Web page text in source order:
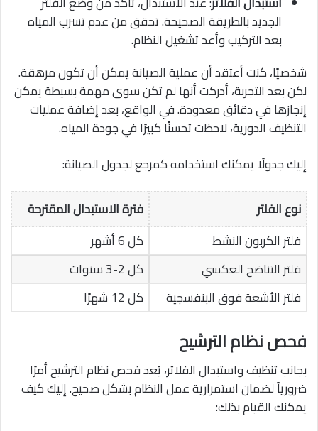
الجديد بالطريقة الصحيحة. تحقق من عدم تسرب المياه
بعد التركيب وأعد تشغيل النظام.
شخصيًا، كنت أعتقد أن عملية الصيانة يمكن أن تكون مرهقة.
لكن بعد التجربة، أدركت أنها لم تكن سوى مهمة بسيطة يمكن
إنجازها في دقائق معدودة. في الواقع، بعد إضافة عمليات
التنظيف الدورية، لاحظت تحسنًا كبيرًا في جودة المياه.
إليك جدولًا يمكنك استخدامه كمرجع لجدول الصيانة:
نوع الفلتر
فترة الاستبدال المقترحة
فلتر الكربون النشط
كل 6 أشهر
فلتر التناضح العكسي
كل 2-3 سنوات
فلتر الأشعة فوق البنفسجية
كل 12 شهرًا
فحص نظام الترشيح
بجانب تنظيف واستبدال الفلاتر، يُعد فحص نظام الترشيح أمرًا
ضرورياً لضمان استمرارية عمل النظام بشكل صحيح. إليك كيف
يمكنك القيام بذلك: